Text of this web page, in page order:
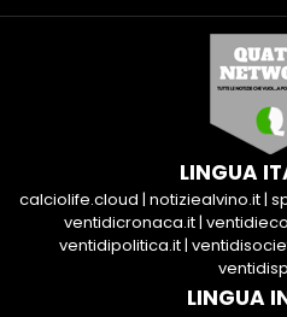
LINGUA
calciolife.cloud | notiziealvino.it|
ventidicronaca.it|
ventidipolitica.it|
LINGUA